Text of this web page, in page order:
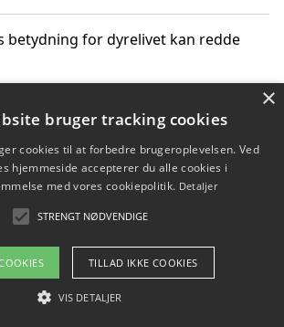
betydning for dyrelivet kan redde
til unge voksne støtte bevarelsen
Copyright 2026 - Pilanto Aps
kontakt
Blog Betingelser
×
bruger tracking cookies
cookies til at forbedre brugeroplevelsen. Ved
hjemmeside accepterer du alle cookies i
med vores cookiepolitik. Detaljer
STRENGT NØDVENDIGE
TILLAD IKKE COOKIES
VIS DETALJER